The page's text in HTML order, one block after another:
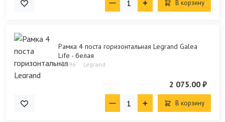
В корзину
Рамка 4 поста горизонтальная Legrand Galea
Life - белая
P3696 Legrand
2 075.00 ₽
В корзину